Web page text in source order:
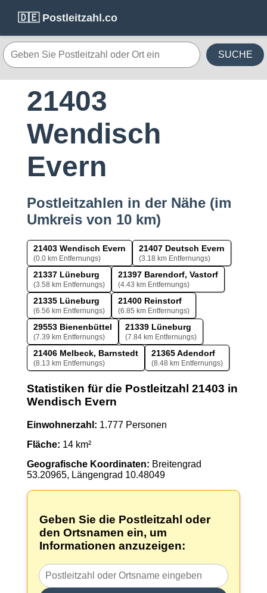
🇩🇪 Postleitzahl.co
SUCHE
21403
Wendisch
Evern
Postleitzahlen in der Nähe (im
Umkreis von 10 km)
21403 Wendisch Evern
(0.0 km Entfernungs)
21407 Deutsch Evern
(3.18 km Entfernungs)
21337 Lüneburg
(3.58 km Entfernungs)
21397 Barendorf, Vastorf
(4.43 km Entfernungs)
21335 Lüneburg
(6.56 km Entfernungs)
21400 Reinstorf
(6.85 km Entfernungs)
29553 Bienenbüttel
(7.39 km Entfernungs)
21339 Lüneburg
(7.84 km Entfernungs)
21406 Melbeck, Barnstedt
(8.13 km Entfernungs)
21365 Adendorf
(8.48 km Entfernungs)
Statistiken für die Postleitzahl 21403 in
Wendisch Evern
Einwohnerzahl: 1.777 Personen
Fläche: 14 km²
Geografische Koordinaten: Breitengrad
53.20965, Längengrad 10.48049
Geben Sie die Postleitzahl oder
den Ortsnamen ein, um
Informationen anzuzeigen: